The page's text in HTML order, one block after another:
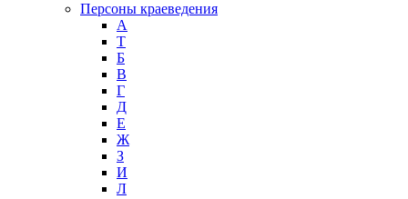
Персоны краеведения
А
T
Б
В
Г
Д
Е
Ж
З
И
Л